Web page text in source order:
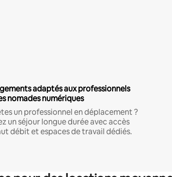
adaptés aux professionnels
nomades numériques
un professionnel en déplacement ?
un séjour longue durée avec accès
débit et espaces de travail dédiés.